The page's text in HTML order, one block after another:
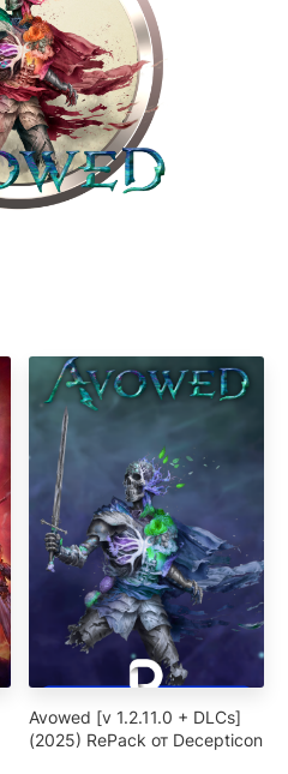
Avowed [v 1.2.11.0 + DLCs]
(2025) RePack от Decepticon